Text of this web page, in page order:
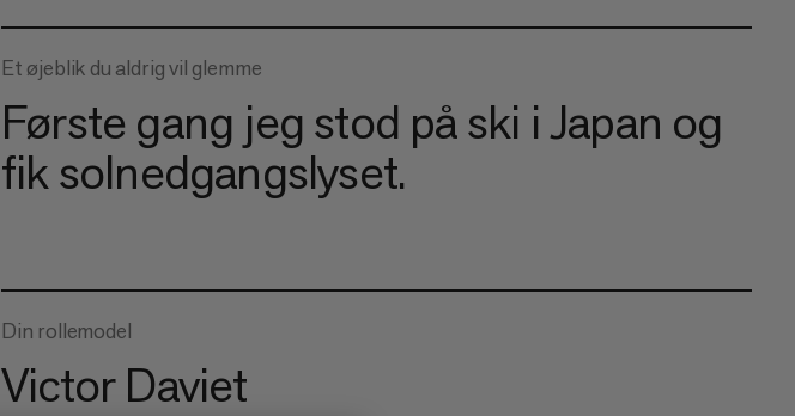
Et øjeblik du aldrig vil glemme
Første gang jeg stod på ski i Japan og
fik solnedgangslyset.
Din rollemodel
Victor Daviet